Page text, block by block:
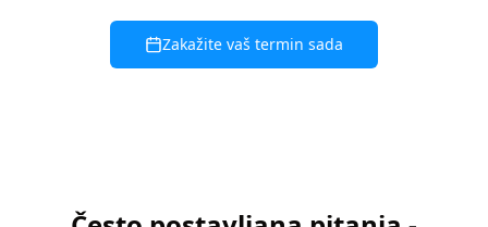
Zakažite vaš termin sada